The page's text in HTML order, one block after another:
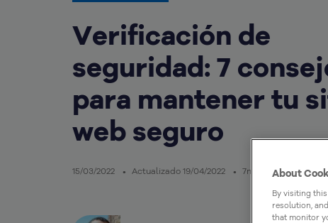
Verificación de
seguridad: 7
para mantener tu
web seguro
15/03/2022 Actualizado 19/04/2022 7mins de lectura
About
By visiting
resolution,
that monitor